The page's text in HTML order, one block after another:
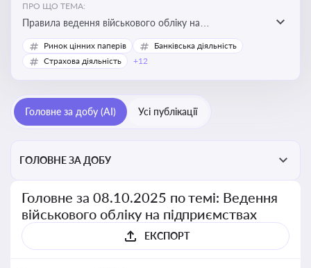
ПРО ЩО ТЕМА:
Правила ведення військового обліку на
підприємствах в умовах воєнного стану
Ринок цінних паперів
Банківська діяльність
Страхова діяльність
+12
Головне за добу (AI) Усі публікації
ГОЛОВНЕ ЗА ДОБУ
Головне за 08.10.2025 по темі: Ведення
військового обліку на підприємствах
ЕКСПОРТ